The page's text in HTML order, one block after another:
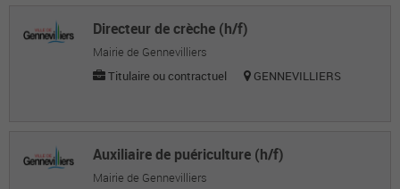
Noémie A.
Mairie
Julia C.
Directeur de crèche (h/f)
Mairie de Gennevilliers
Titulaire ou contractuel
GENNEVILLIERS
Auxiliaire de puériculture (h/f)
Mairie de Gennevilliers